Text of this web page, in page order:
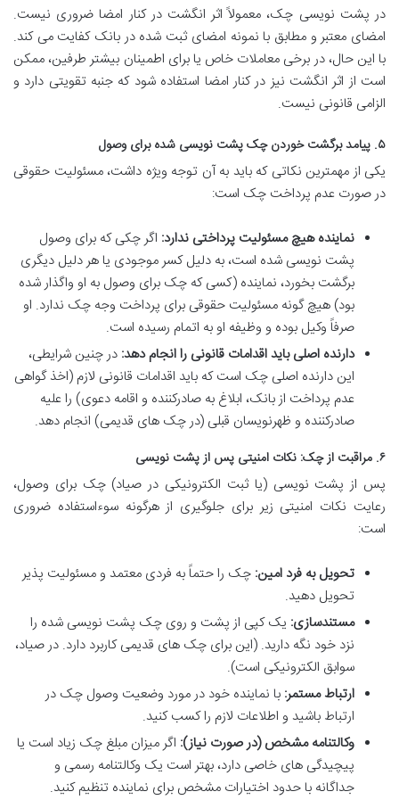
در پشت نویسی چک، معمولاً اثر انگشت در کنار امضا ضروری نیست.
امضای معتبر و مطابق با نمونه امضای ثبت شده در بانک کفایت می کند.
با این حال، در برخی معاملات خاص یا برای اطمینان بیشتر طرفین، ممکن
است از اثر انگشت نیز در کنار امضا استفاده شود که جنبه تقویتی دارد و
الزامی قانونی نیست.
۵. پیامد برگشت خوردن چک پشت نویسی شده برای وصول
یکی از مهمترین نکاتی که باید به آن توجه ویژه داشت، مسئولیت حقوقی
در صورت عدم پرداخت چک است:
نماینده هیچ مسئولیت پرداختی ندارد: اگر چکی که برای وصول
پشت نویسی شده است، به دلیل کسر موجودی یا هر دلیل دیگری
برگشت بخورد، نماینده (کسی که چک برای وصول به او واگذار شده
بود) هیچ گونه مسئولیت حقوقی برای پرداخت وجه چک ندارد. او
صرفاً وکیل بوده و وظیفه او به اتمام رسیده است.
دارنده اصلی باید اقدامات قانونی را انجام دهد: در چنین شرایطی،
این دارنده اصلی چک است که باید اقدامات قانونی لازم (اخذ گواهی
عدم پرداخت از بانک، ابلاغ به صادرکننده و اقامه دعوی) را علیه
صادرکننده و ظهرنویسان قبلی (در چک های قدیمی) انجام دهد.
۶. مراقبت از چک: نکات امنیتی پس از پشت نویسی
پس از پشت نویسی (یا ثبت الکترونیکی در صیاد) چک برای وصول،
رعایت نکات امنیتی زیر برای جلوگیری از هرگونه سوءاستفاده ضروری
است:
تحویل به فرد امین: چک را حتماً به فردی معتمد و مسئولیت پذیر
تحویل دهید.
مستندسازی: یک کپی از پشت و روی چک پشت نویسی شده را
نزد خود نگه دارید. (این برای چک های قدیمی کاربرد دارد. در صیاد،
سوابق الکترونیکی است).
ارتباط مستمر: با نماینده خود در مورد وضعیت وصول چک در
ارتباط باشید و اطلاعات لازم را کسب کنید.
وکالتنامه مشخص (در صورت نیاز): اگر میزان مبلغ چک زیاد است یا
پیچیدگی های خاصی دارد، بهتر است یک وکالتنامه رسمی و
جداگانه با حدود اختیارات مشخص برای نماینده تنظیم کنید.